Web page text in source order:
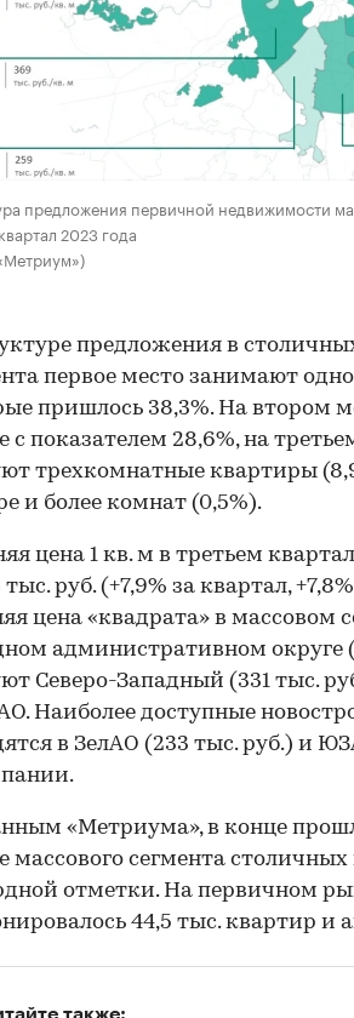
предложения первичной недвижимости
2023 года
предложения в
первое место занимают
пришлось 38,3%. На втором
с показателем 28,6%, на
трехкомнатные квартиры
и более комнат (0,5%).
цена 1 кв. м в третьем
тыс. руб. (+7,9% за квартал,
цена «квадрата» в массовом
административном округе
Северо-Западный (331 тыс.
Наиболее доступные
в ЗелАО (233 тыс. руб.) и
«Метриума», в конце
массового сегмента столичных
отметки. На первичном
44,5 тыс. квартир и